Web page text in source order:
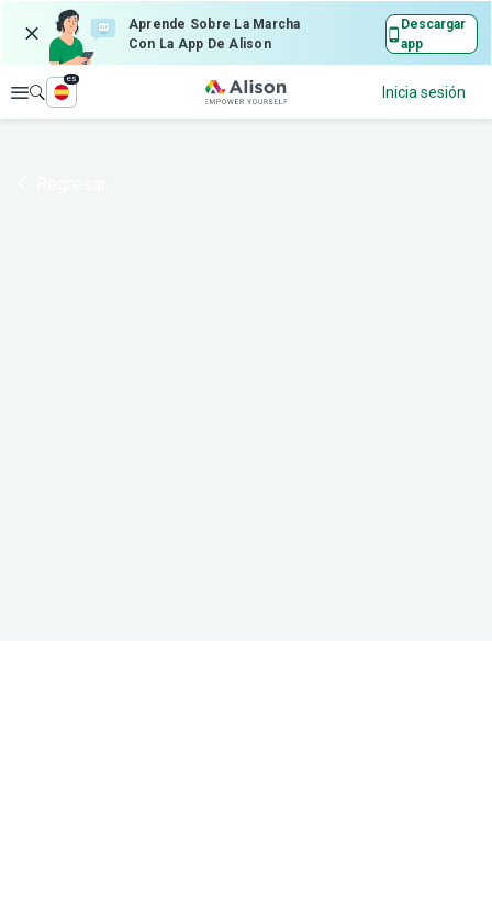
Aprende Sobre La Marcha
Con La App De Alison
Descargar
app
Explorar
es
Inicia sesión